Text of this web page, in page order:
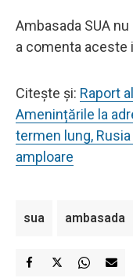
Ambasada SUA
a comenta aceste
Citește și: Raport
Amenințările la
termen lung,
amploare
sua ambasada